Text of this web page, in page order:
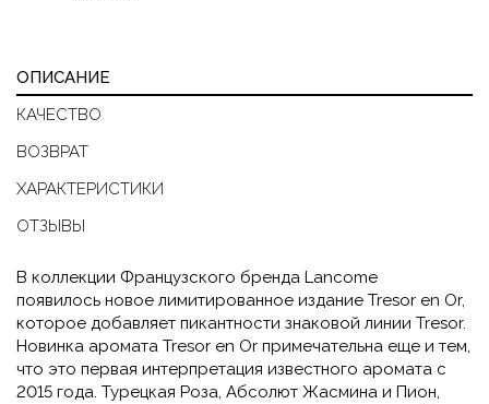
ОПИСАНИЕ
КАЧЕСТВО
ВОЗВРАТ
ХАРАКТЕРИСТИКИ
ОТЗЫВЫ
В коллекции Французского бренда Lancome
появилось новое лимитированное издание Tresor en Or,
которое добавляет пикантности знаковой линии Tresor.
Новинка аромата Tresor en Or примечательна еще и тем,
что это первая интерпретация известного аромата с
2015 года. Турецкая Роза, Абсолют Жасмина и Пион,